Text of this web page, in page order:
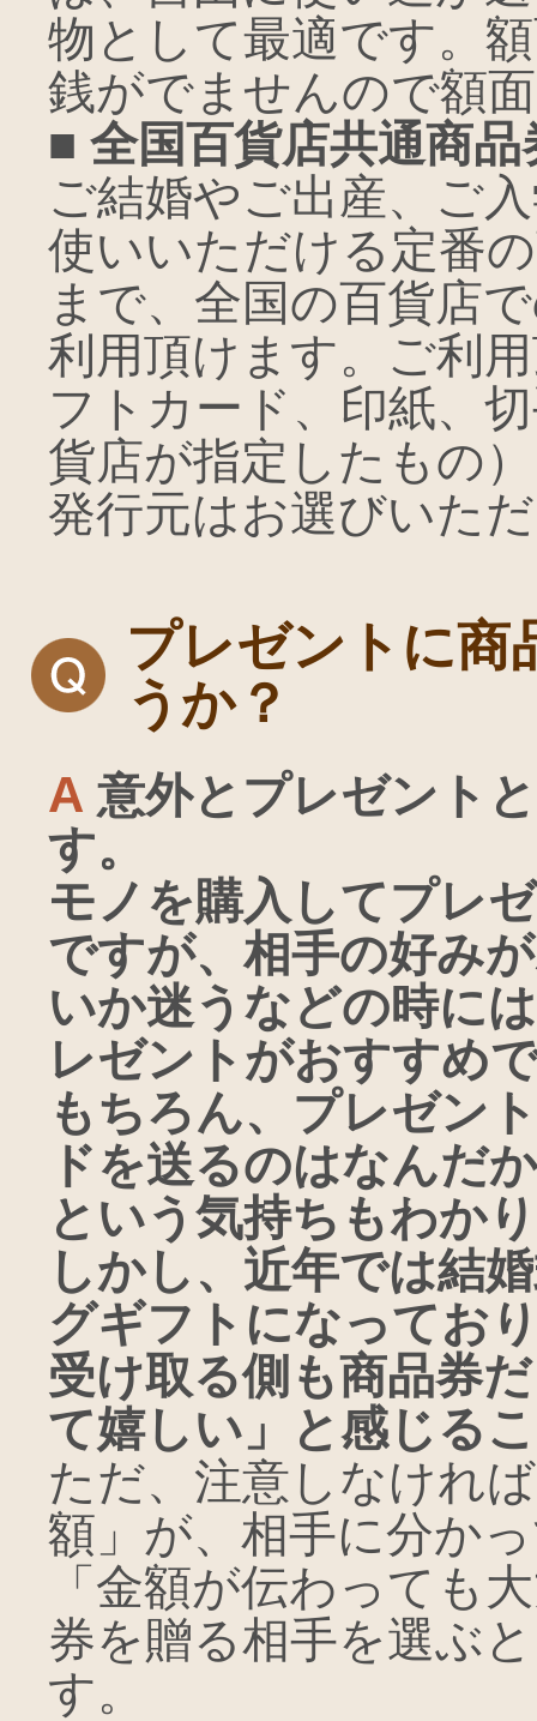
物として最適です。
銭がでませんので額
■ 全国百貨店共通商品
ご結婚やご出産、ご
使いいただける定番
まで、全国の百貨店
利用頂けます。ご利
フトカード、印紙、
貨店が指定したもの
発行元はお選びいた
プレゼントに商
うか？
A 意外とプレゼント
す。
モノを購入してプレ
ですが、相手の好み
いか迷うなどの時に
レゼントがおすすめ
もちろん、プレゼン
ドを送るのはなんだ
という気持ちもわか
しかし、近年では結
グギフトになってお
受け取る側も商品券
て嬉しい」と感じる
ただ、注意しなけれ
額」が、相手に分か
「金額が伝わっても
券を贈る相手を選ぶ
す。